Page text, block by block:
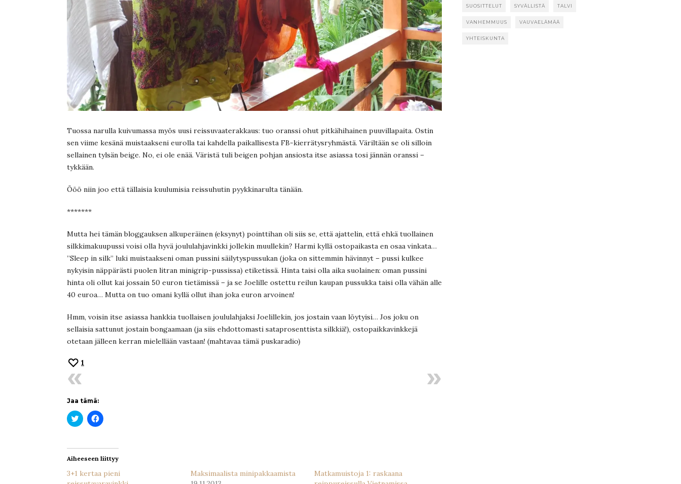
Tuossa narulla kuivumassa myös uusi reissuvaaterakkaus: tuo oranssi ohut pitkähihainen puuvillapaita. Ostin
sen viime kesänä muistaakseni eurolla tai kahdella paikallisesta FB-kierrätysryhmästä. Väriltään se oli silloin
sellainen tylsän beige. No, ei ole enää. Väristä tuli beigen pohjan ansiosta itse asiassa tosi jännän oranssi –
tykkään.
Ööö niin joo että tällaisia kuulumisia reissuhutin pyykkinarulta tänään.
*******
Mutta hei tämän bloggauksen alkuperäinen (eksynyt) pointtihan oli siis se, että ajattelin, että ehkä tuollainen
silkkimakuupussi voisi olla hyvä joululahjavinkki jollekin muullekin? Harmi kyllä ostopaikasta en osaa vinkata…
”Sleep in silk” luki muistaakseni oman pussini säilytyspussukan (joka on sittemmin hävinnyt – pussi kulkee
nykyisin näppärästi puolen litran minigrip-pussissa) etiketissä. Hinta taisi olla aika suolainen: oman pussini
hinta oli ollut kai jossain 50 euron tietämissä – ja se Joelille ostettu reilun kaupan pussukka taisi olla vähän alle
40 euroa… Mutta on tuo omani kyllä ollut ihan joka euron arvoinen!
Hmm, voisin itse asiassa hankkia tuollaisen joululahjaksi Joelillekin, jos jostain vaan löytyisi… Jos joku on
sellaisia sattunut jostain bongaamaan (ja siis ehdottomasti sataprosenttista silkkiä!), ostopaikkavinkkejä
otetaan jälleen kerran mielellään vastaan! (mahtavaa tämä puskaradio)
1
Jaa tämä:
Jaa
Twitterissä(Avautuu
Jaa
Facebookissa(Avautuu
Aiheeseen liittyy
3+1 kertaa pieni
Maksimaalista minipakkaamista
Matkamuistoja 1: raskaana
SUOSITTELUT SYVÄLLISTÄ TALVI
VANHEMMUUS VAUVAELÄMÄÄ
YHTEISKUNTA